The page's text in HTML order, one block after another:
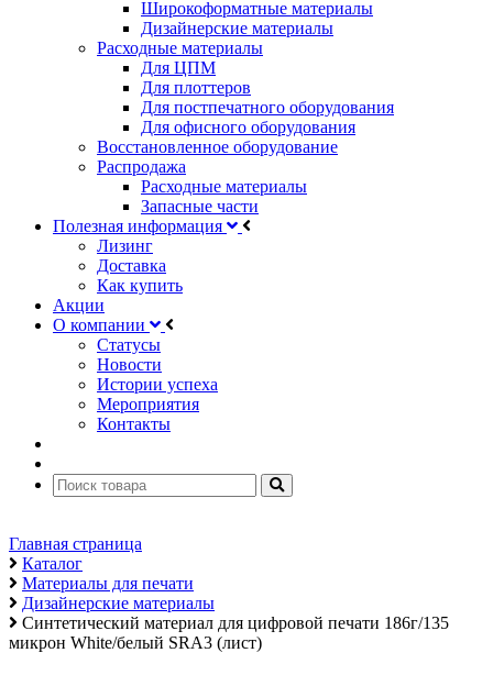
Широкоформатные материалы
Дизайнерские материалы
Расходные материалы
Для ЦПМ
Для плоттеров
Для постпечатного оборудования
Для офисного оборудования
Восстановленное оборудование
Распродажа
Расходные материалы
Запасные части
Полезная информация
Лизинг
Доставка
Как купить
Акции
О компании
Статусы
Новости
Истории успеха
Мероприятия
Контакты
Главная страница
Каталог
Материалы для печати
Дизайнерские материалы
Синтетический материал для цифровой печати 186г/135
микрон White/белый SRA3 (лист)